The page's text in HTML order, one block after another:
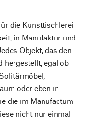
die Kunsttischlerei
in Manufaktur und
Objekt, das den
hergestellt, egal ob
oder eben in
die im Manufactum
nicht nur einmal